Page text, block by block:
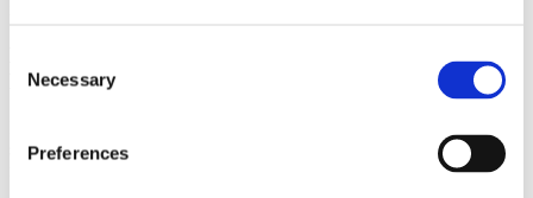
Selection
Necessary
Preferences
Herning
sommersæsonen og skaber det perfekte samlingspunkt for hele